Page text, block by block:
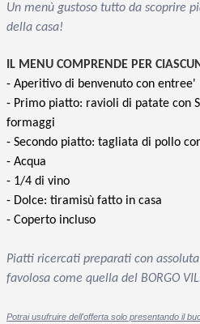
Un menù gustoso tutto da scoprire
della casa!
IL MENU COMPRENDE PER
- Aperitivo di benvenuto con entree'
- Primo piatto: ravioli di patate con
formaggi
- Secondo piatto: tagliata di pollo
- Acqua
- 1/4 di vino
- Dolce: tiramisù fatto in casa
- Coperto incluso
Piatti ricercati preparati con
favolosa come quella del BORGO
Potrai usufruire dell'offerta solo presentando il